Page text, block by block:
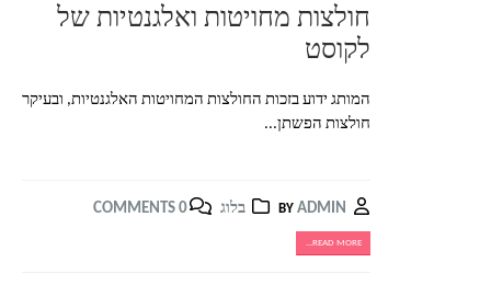
חולצות מחויטות ואלגנטיות של
לקוסט
המותג ידוע בזכות החולצות המחויטות האלגנטיות, ובעיקר
חולצות הפשתן...
BY ADMIN בלוג 0 COMMENTS
READ MORE...